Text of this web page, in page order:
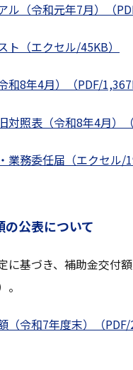
（令和元年7月）（
（エクセル/45KB）
8年4月）（PDF/
照表（令和8年4月）（
務委任届（エクセル/
公表について
に基づき、補助金交付
令和7年度末）（PDF/